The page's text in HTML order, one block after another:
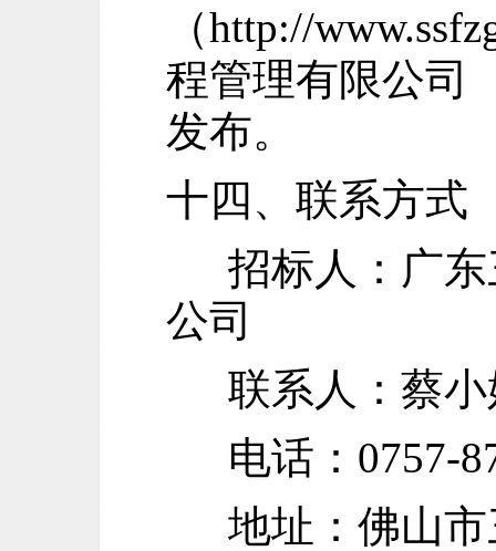
（http://
程管理有限公司
发布。
十四、联系方式
招标人：广
公司
联系人：蔡
电话： 0757-
地址：佛山